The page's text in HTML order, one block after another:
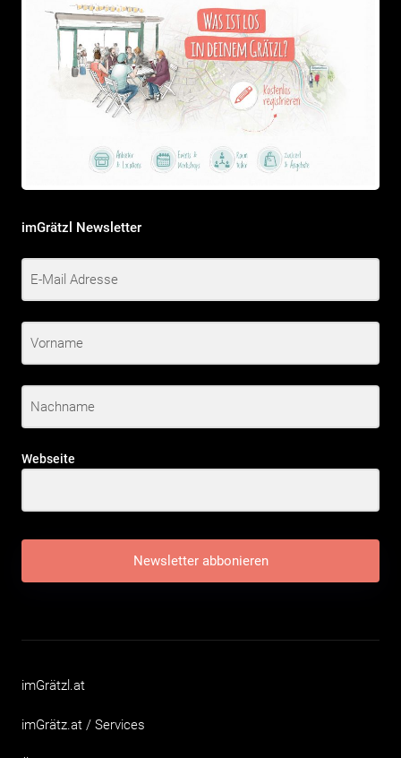
imGrätzl Newsletter
Webseite
Newsletter abbonieren
imGrätzl.at
imGrätz.at / Services